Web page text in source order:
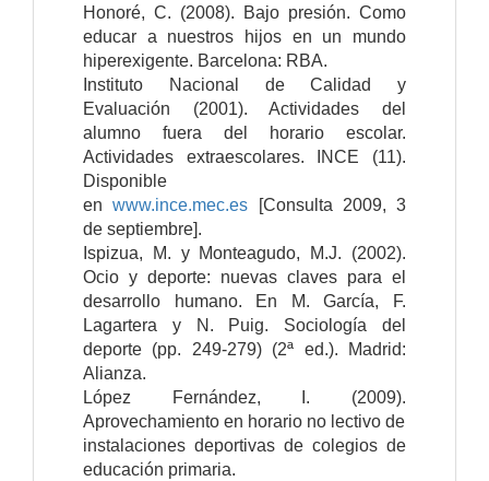
Honoré, C. (2008). Bajo presión. Como
educar a nuestros hijos en un mundo
hiperexigente. Barcelona: RBA.
Instituto Nacional de Calidad y
Evaluación (2001). Actividades del
alumno fuera del horario escolar.
Actividades extraescolares. INCE (11).
Disponible
enwww.ince.mec.es [Consulta 2009, 3
de septiembre].
Ispizua, M. y Monteagudo, M.J. (2002).
Ocio y deporte: nuevas claves para el
desarrollo humano. En M. García, F.
Lagartera y N. Puig. Sociología del
deporte (pp. 249-279) (2ª ed.). Madrid:
Alianza.
López Fernández, I. (2009).
Aprovechamiento en horario no lectivo de
instalaciones deportivas de colegios de
educación primaria.